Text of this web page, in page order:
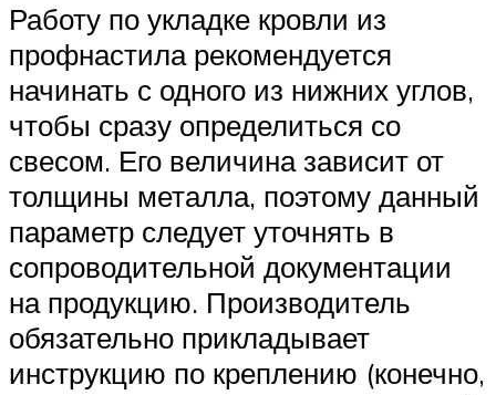
Работу по укладке кровли из
профнастила рекомендуется
начинать с одного из нижних углов,
чтобы сразу определиться со
свесом. Его величина зависит от
толщины металла, поэтому данный
параметр следует уточнять в
сопроводительной документации
на продукцию. Производитель
обязательно прикладывает
инструкцию по креплению (конечно,